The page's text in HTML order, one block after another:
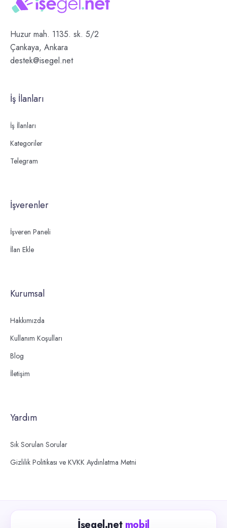
Huzur mah. 1135. sk. 5/2
Çankaya, Ankara
destek@isegel.net
İş İlanları
İş İlanları
Kategoriler
Telegram
İşverenler
İşveren Paneli
İlan Ekle
Kurumsal
Hakkımızda
Kullanım Koşulları
Blog
İletişim
Yardım
Sık Sorulan Sorular
Gizlilik Politikası ve KVKK Aydınlatma Metni
İşegel.net mobil